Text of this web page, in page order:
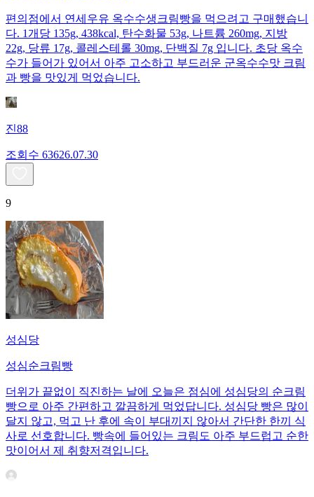
편의점에서 연세우유 옥수수생크림빵을 먹으려고 구매했습니
다. 1개당 135g, 438kcal, 탄수화물 53g, 나트륨 260mg, 지방
22g, 당류 17g, 콜레스테롤 30mg, 단백질 7g 입니다. 초당 옥수
수가 들어가 있어서 아주 고소하고 부드러운 군옥수수맛 크림
과 빵을 맛있게 먹었습니다.
진88
조회수 63626.07.30
9
성심당
성심순크림빵
더위가 끝없이 직진하는 날에 오늘은 점심에 성심당의 순크림
빵으로 아주 간편하고 깔끔하게 먹었답니다. 성심당 빵은 많이
달지 않고, 먹고 난 후에 속이 부대끼지 않아서 간단한 한끼 식
사로 선호합니다. 빵속에 들어있는 크림도 아주 부드럽고 순한
맛이어서 제 취향저격입니다.